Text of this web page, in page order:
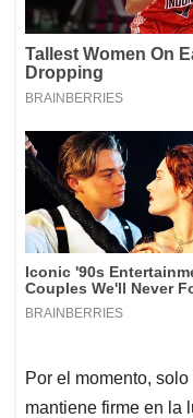
Por el momento,
mantiene firme en la